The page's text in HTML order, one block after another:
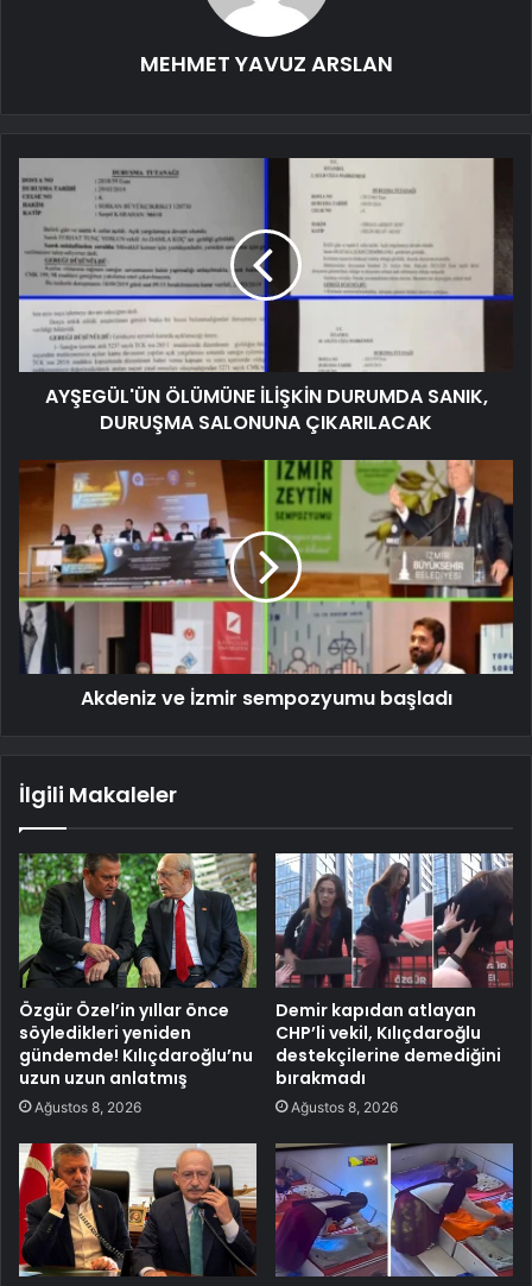
MEHMET YAVUZ ARSLAN
AYŞEGÜL'ÜN ÖLÜMÜNE İLİŞKİN DURUMDA SANIK,
DURUŞMA SALONUNA ÇIKARILACAK
Akdeniz ve İzmir sempozyumu başladı
İlgili Makaleler
Özgür Özel’in yıllar önce
söyledikleri yeniden
gündemde! Kılıçdaroğlu’nu
uzun uzun anlatmış
Ağustos 8, 2026
Demir kapıdan atlayan
CHP’li vekil, Kılıçdaroğlu
destekçilerine demediğini
bırakmadı
Ağustos 8, 2026